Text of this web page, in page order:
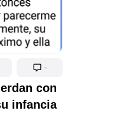
-
con
infancia